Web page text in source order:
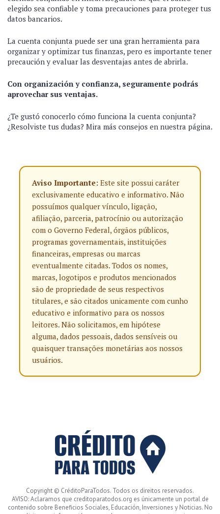
elegido sea confiable y toma precauciones para proteger tus
datos bancarios.
La cuenta conjunta puede ser una gran herramienta para
organizar y optimizar tus finanzas, pero es importante tener
precaución y evaluar las desventajas antes de abrirla.
Con organización y confianza, seguramente podrás
aprovechar sus ventajas.
¿Te gustó conocerlo cómo funciona la cuenta conjunta?
¿Resolviste tus dudas? Mira más consejos en nuestra página.
Aviso Importante: Este site possui caráter
exclusivamente educativo e informativo. Não
possuímos qualquer vínculo, ligação,
afiliação, parceria, patrocínio ou autorização
com o Governo Federal, órgãos públicos,
programas governamentais, instituições
financeiras, empresas ou marcas
eventualmente citadas. Todos os nomes,
marcas, logotipos e produtos mencionados
são de propriedade de seus respectivos
titulares, e são citados unicamente com cunho
educativo e informativo para os nossos
leitores. Não solicitamos, em hipótese
alguma, dados pessoais, dados sensíveis ou
quaisquer transações monetárias aos nossos
usuários.
Copyright © CréditoParaTodos. Todos os direitos reservados.
AVISO: Aclaramos que creditoparatodos.org es únicamente un portal de
contenido sobre Beneficios Sociales, Educación, Inversiones y Noticias. No